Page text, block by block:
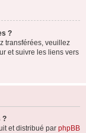
?
transférées, veuillez
et suivre les liens vers
?
et distribué par phpBB